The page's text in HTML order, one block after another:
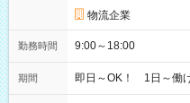
物流企業
勤務時間 9:00～18:00
期間 即日～OK！ 1日～働